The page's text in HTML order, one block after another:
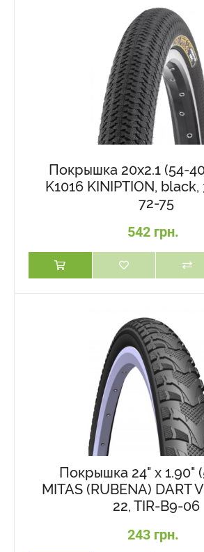
Покрышка 20x2.1 (54-
K1016 KINIPTION,
72-75
542 грн.
Покрышка 24" x 1.90"
MITAS (RUBENA) DART
22, TIR-B9-06
243 грн.